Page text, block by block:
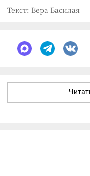
Текст: Вера Басилая